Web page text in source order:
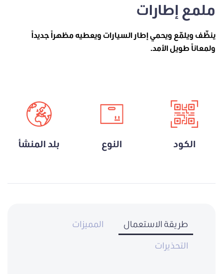
ملمع إطارات
ينظّف ويلمّع ويحمي إطار السيارات ويعطيه مظهراً جديداً
ولمعاناً طويل الأمد.
الكود النوع بلد المنشأ
طريقة الاستعمال
المميزات
التحذيرات